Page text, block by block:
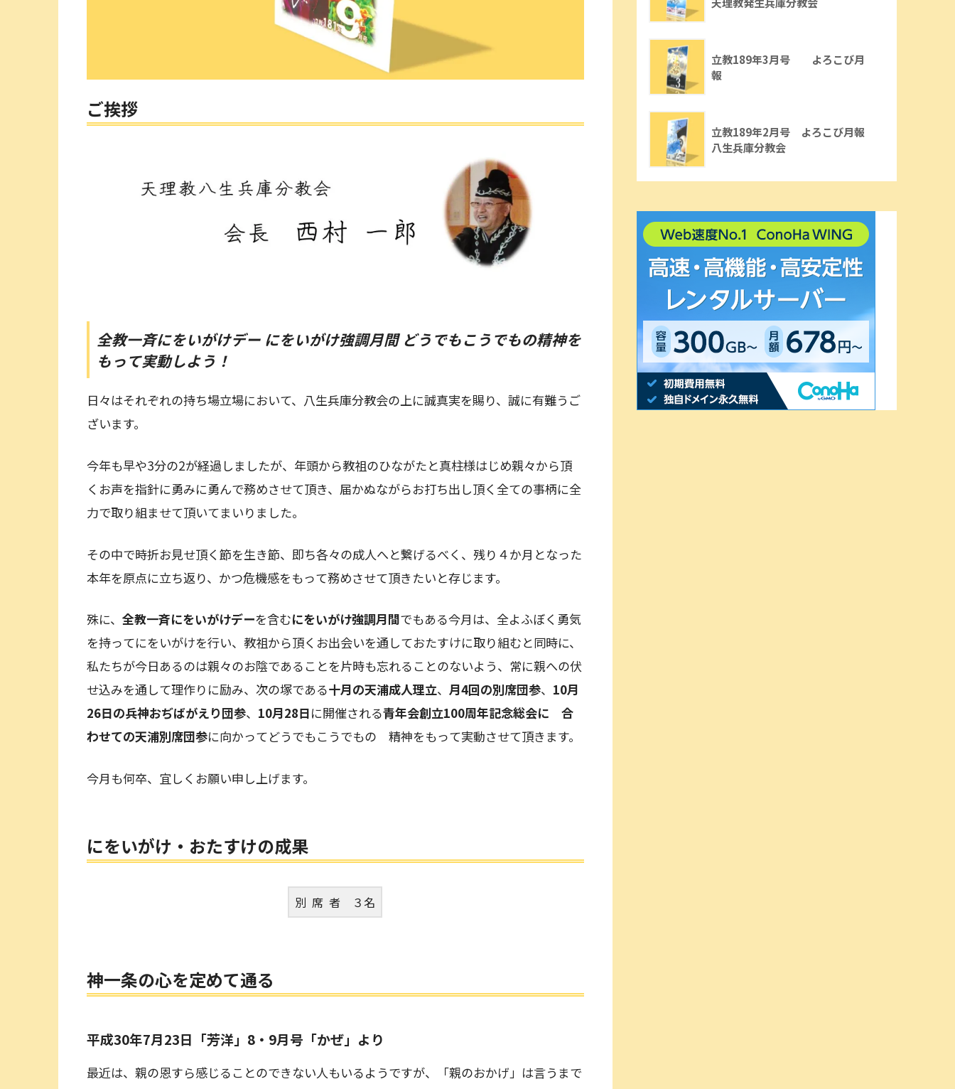
ご挨拶
全教一斉にをいがけデー にをいがけ強調月間 どうでもこうでもの精神を
もって実動しよう！
日々はそれぞれの持ち場立場において、八生兵庫分教会の上に誠真実を賜り、誠に有難うご
ざいます。
今年も早や3分の2が経過しましたが、年頭から教祖のひながたと真柱様はじめ親々から頂
くお声を指針に勇みに勇んで務めさせて頂き、届かぬながらお打ち出し頂く全ての事柄に全
力で取り組ませて頂いてまいりました。
その中で時折お見せ頂く節を生き節、即ち各々の成人へと繋げるべく、残り４か月となった
本年を原点に立ち返り、かつ危機感をもって務めさせて頂きたいと存じます。
殊に、 全教一斉にをいがけデーを含むにをいがけ強調月間でもある今月は、全よふぼく勇気
を持ってにをいがけを行い、教祖から頂くお出会いを通しておたすけに取り組むと同時に、
私たちが今日あるのは親々のお陰であることを片時も忘れることのないよう、常に親への伏
せ込みを通して理作りに励み、次の塚である十月の天浦成人理立、 月4回の別席団参、 10月
26日の兵神おぢばがえり団参、 10月28日に開催される青年会創立100周年記念総会に 合
わせての天浦別席団参に向かってどうでもこうでもの 精神をもって実動させて頂きます。
今月も何卒、宜しくお願い申し上げます。
にをいがけ・おたすけの成果
別 席 者 ３名
神一条の心を定めて通る
平成30年7月23日「芳洋」8・9月号「かぜ」より
最近は、親の恩すら感じることのできない人もいるようですが、「親のおかげ」は言うまで
立教189年3月号 よろこび月
報
立教189年2月号 よろこび月報
八生兵庫分教会